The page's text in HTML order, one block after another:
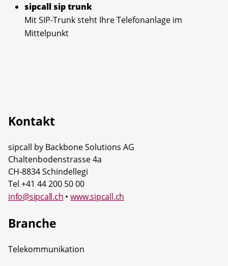
sipcall sip trunk
Mit SIP-Trunk steht Ihre Telefonanlage im
Mittelpunkt
Kontakt
sipcall by Backbone Solutions AG
Chaltenbodenstrasse 4a
CH-8834 Schindellegi
Tel +41 44 200 50 00
info@sipcall.ch •www.sipcall.ch
Branche
Telekommunikation